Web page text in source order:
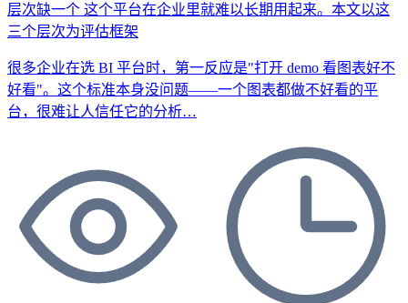
层次缺一个 这个平台在企业里就难以长期用起来。本文以这
三个层次为评估框架
很多企业在选 BI 平台时，第一反应是"打开 demo 看图表好不
好看"。这个标准本身没问题——一个图表都做不好看的平
台，很难让人信任它的分析…